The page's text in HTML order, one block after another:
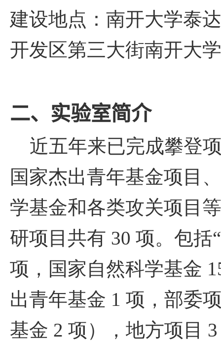
建设地点：南开大学泰
开发区第三大街南开大
二、 实验室简介
近五年来已完成攀登
国家杰出青年基金项目
学基金和各类攻关项目
研项目共有 30 项。包括
项，国家自然科学基金
出青年基金 1 项，部委
基金 2 项），地方项目